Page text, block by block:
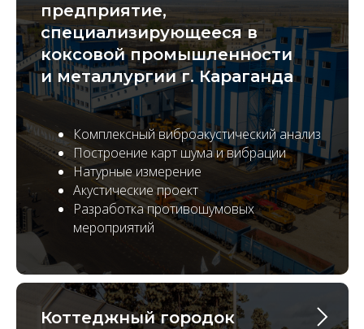
предприятие,
специализирующееся в
коксовой промышленности
и металлургии г. Караганда
Комплексный виброакустический анализ
Построение карт шума и вибрации
Натурные измерение
Акустические проект
Разработка противошумовых
мероприятий
Коттеджный городок